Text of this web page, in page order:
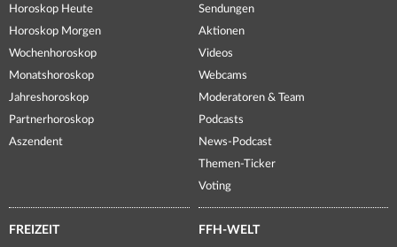
Horoskop Heute
Horoskop Morgen
Wochenhoroskop
Monatshoroskop
Jahreshoroskop
Partnerhoroskop
Aszendent
Sendungen
Aktionen
Videos
Webcams
Moderatoren & Team
Podcasts
News-Podcast
Themen-Ticker
Voting
FREIZEIT FFH-WELT